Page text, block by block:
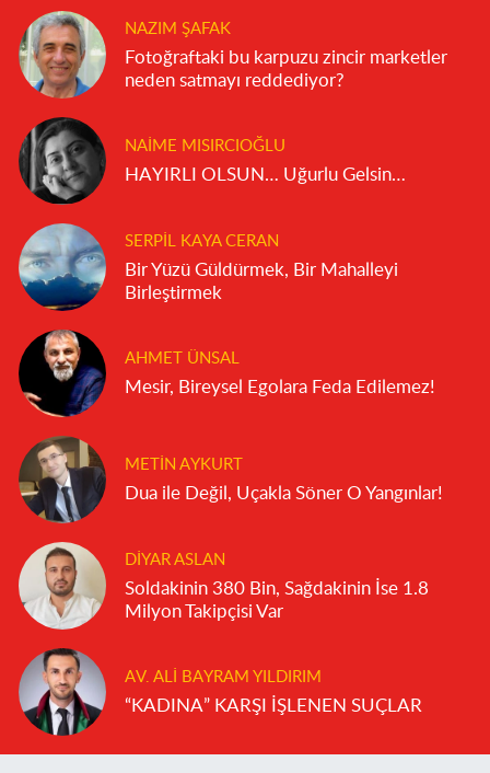
NAZIM ŞAFAK
Fotoğraftaki bu karpuzu zincir marketler
neden satmayı reddediyor?
NAIME MISIRCIOĞLU
HAYIRLI OLSUN… Uğurlu Gelsin…
SERPIL KAYA CERAN
Bir Yüzü Güldürmek, Bir Mahalleyi
Birleştirmek
AHMET ÜNSAL
Mesir, Bireysel Egolara Feda Edilemez!
METIN AYKURT
Dua ile Değil, Uçakla Söner O Yangınlar!
DIYAR ASLAN
Soldakinin 380 Bin, Sağdakinin İse 1.8
Milyon Takipçisi Var
AV. ALI BAYRAM YILDIRIM
“KADINA” KARŞI İŞLENEN SUÇLAR